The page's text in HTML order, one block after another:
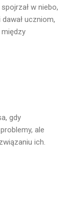
w niebo,
dawał uczniom,
między
gdy
ale
ich.